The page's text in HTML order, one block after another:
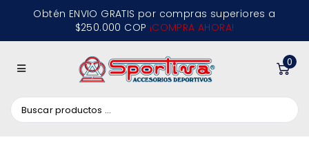
Obtén ENVIO GRATIS por compras superiores a
$250.000 COP ¡COMPRA AHORA!
0